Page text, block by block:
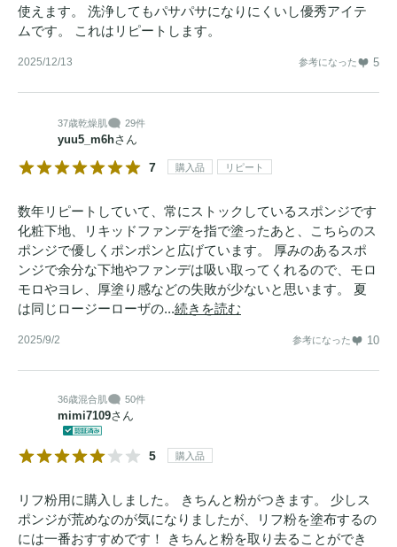
使えます。 洗浄してもパサパサになりにくいし優秀アイテ
ムです。 これはリピートします。
2025/12/13 参考になった 5
37歳乾燥肌 29件
yuu5_m6hさん
7 購入品 リピート
数年リピートしていて、常にストックしているスポンジです
化粧下地、リキッドファンデを指で塗ったあと、こちらのス
ポンジで優しくポンポンと広げています。 厚みのあるスポ
ンジで余分な下地やファンデは吸い取ってくれるので、モロ
モロやヨレ、厚塗り感などの失敗が少ないと思います。 夏
は同じロージーローザの...続きを読む
2025/9/2 参考になった 10
36歳混合肌 50件
mimi7109さん
5 購入品
リフ粉用に購入しました。 きちんと粉がつきます。 少しス
ポンジが荒めなのが気になりましたが、リフ粉を塗布するの
には一番おすすめです！ きちんと粉を取り去ることができ